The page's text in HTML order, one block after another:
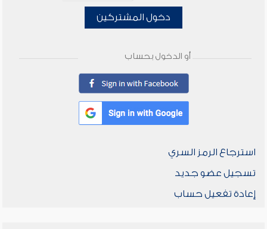
دخول المشتركين
أو الدخول بحساب
استرجاع الرمز السري
تسجيل عضو جديد
إعادة تفعيل حساب